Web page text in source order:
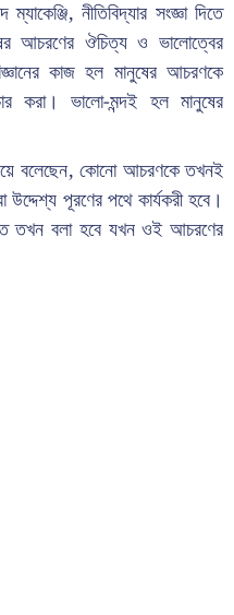
ম্যাকেঞ্জি, নীতিবিদ্যার সংজ্ঞা দিতে
আচরণের ঔচিত্য ও ভালোত্বের
কাজ হল মানুষের আচরণকে
করা। ভালো-মন্দই হল মানুষের
গিয়ে বলেছেন, কোনো আচরণকে তখনই
পূরণের পথে কার্যকরী হবে।
তখন বলা হবে যখন ওই আচরণের